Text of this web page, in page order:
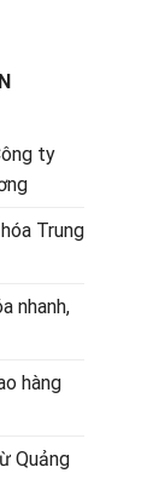
ty
Trung
nhanh,
hàng
Quảng